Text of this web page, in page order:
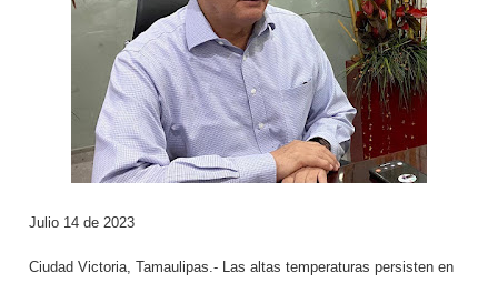
Julio 14 de 2023
Ciudad Victoria, Tamaulipas.- Las altas temperaturas persisten en